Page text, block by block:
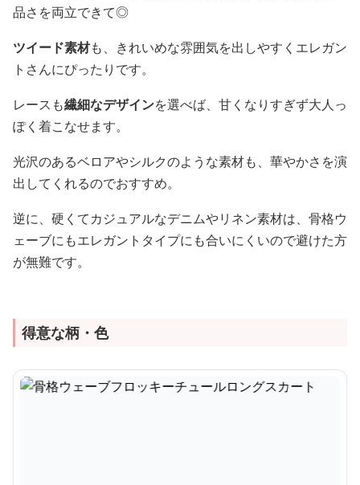
品さを両立できて◎
ツイード素材も、きれいめな雰囲気を出しやすくエレガン
トさんにぴったりです。
レースも繊細なデザインを選べば、甘くなりすぎず大人っ
ぽく着こなせます。
光沢のあるベロアやシルクのような素材も、華やかさを演
出してくれるのでおすすめ。
逆に、硬くてカジュアルなデニムやリネン素材は、骨格ウ
ェーブにもエレガントタイプにも合いにくいので避けた方
が無難です。
得意な柄・色